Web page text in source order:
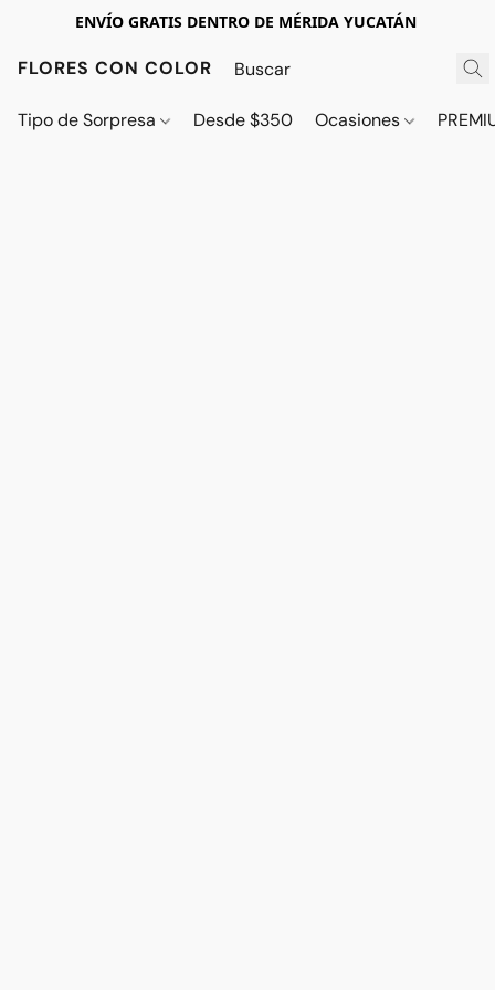
ENVÍO GRATIS DENTRO DE MÉRIDA YUCATÁN
FLORES CON COLOR
Tipo de Sorpresa Desde $350 Ocasiones